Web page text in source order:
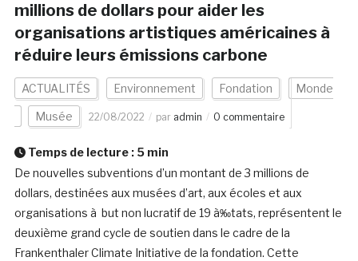
millions de dollars pour aider les
organisations artistiques américaines à
réduire leurs émissions carbone
ACTUALITÉS Environnement Fondation Monde
Musée 22/08/2022 par admin 0 commentaire
Temps de lecture : 5 min
De nouvelles subventions d’un montant de 3 millions de
dollars, destinées aux musées d’art, aux écoles et aux
organisations à but non lucratif de 19 à‰tats, représentent le
deuxième grand cycle de soutien dans le cadre de la
Frankenthaler Climate Initiative de la fondation. Cette